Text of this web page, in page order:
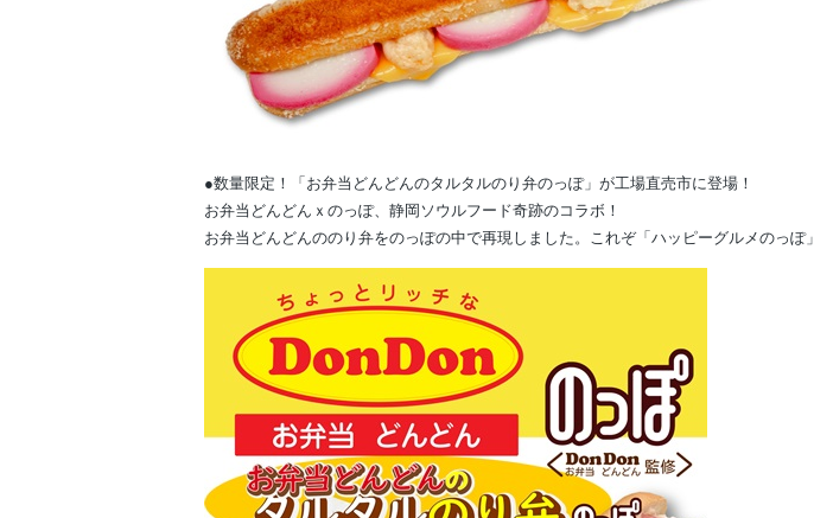
●数量限定！「お弁当どんどんのタルタルのり弁のっぽ」が工場直売市に登場！
お弁当どんどんｘのっぽ、静岡ソウルフード奇跡のコラボ！
お弁当どんどんののり弁をのっぽの中で再現しました。これぞ「ハッピーグルメのっぽ」